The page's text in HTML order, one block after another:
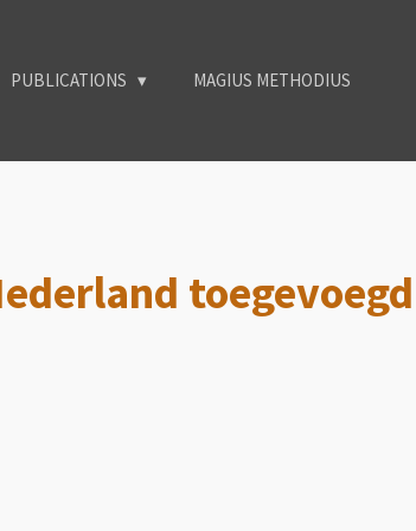
PUBLICATIONS
MAGIUS METHODIUS
toegevoegd